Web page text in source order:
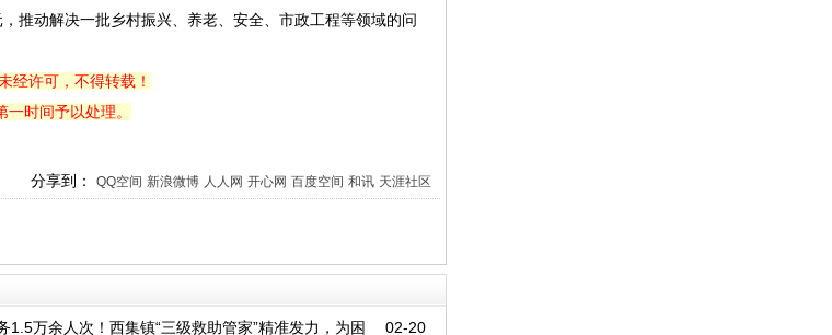
推动解决一批乡村振兴、养老、安全、市政工程等领域的问
经许可，不得转载！
时间予以处理。
分享到： QQ空间 新浪微博 人人网 开心网 百度空间 和讯 天涯社区
02-20
1.5万余人次！西集镇“三级救助管家”精准发力，为困